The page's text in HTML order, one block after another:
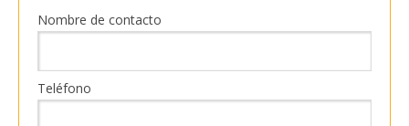
Nombre de contacto
Teléfono